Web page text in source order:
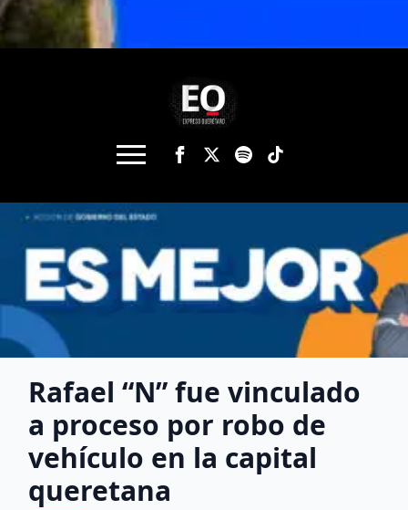
Rafael “N” fue vinculado
a proceso por robo de
vehículo en la capital
queretana